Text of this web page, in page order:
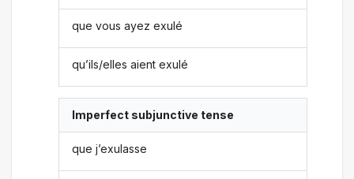
que vous ayez exulé
qu’ils/elles aient exulé
Imperfect subjunctive tense
que j’exulasse